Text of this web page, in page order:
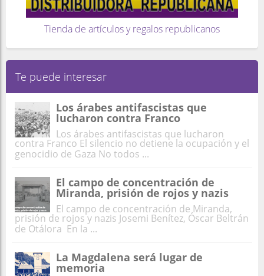
Tienda de artículos y regalos republicanos
Te puede interesar
Los árabes antifascistas que
lucharon contra Franco
Los árabes antifascistas que lucharon
contra Franco El silencio no detiene la ocupación y el
genocidio de Gaza No todos ...
El campo de concentración de
Miranda, prisión de rojos y nazis
El campo de concentración de Miranda,
prisión de rojos y nazis Josemi Benítez, Óscar Beltrán
de Otálora En la ...
La Magdalena será lugar de
memoria